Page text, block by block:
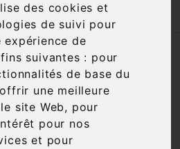
des cookies et
de suivi pour
de
suivantes : pour
de base du
une meilleure
site Web, pour
pour nos
et pour
Champagnes
France